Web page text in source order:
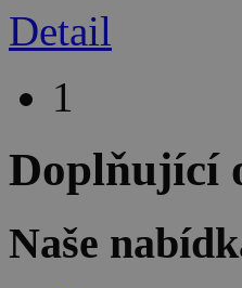
Detail
1
Doplňující
Naše